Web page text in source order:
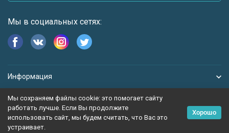
Мы в социальных сетях:
Информация
Мы сохраняем файлы cookie: это помогает сайту
работать лучше. Если Вы продолжите
использовать сайт, мы будем считать, что Вас это
устраивает.
Хорошо